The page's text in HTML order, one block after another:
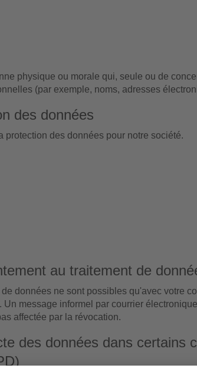
physique ou morale qui, seule ou de
(par exemple, noms, adresses
des données
des données pour notre société.
au traitement de
données ne sont possibles qu'avec votre
message informel par courrier
affectée par la révocation.
des données dans certains
moment, pour des raisons tenant à